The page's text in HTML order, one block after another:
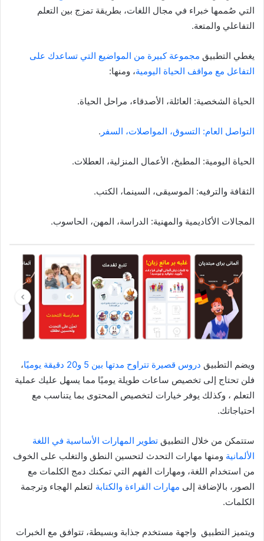
التي صُممها خبراء في مجال اللغات، بطريقة تمزج بين التعلم
التفاعلي والمتعة.
يغطي التطبيق مجموعة كبيرة من المواضيع التي تساعدك على
التفاعل مع مواقف الحياة اليومية، ومنها:
الحياة الشخصية: العائلة، الأصدقاء، مراحل الحياة.
التواصل العام: التسوق، المواصلات، السفر .
الحياة اليومية: المطبخ، الأعمال المنزلية، العطلات.
الثقافة والترفيه: الموسيقى، السينما، الكتب.
المجالات الأكاديمية والمهنية: الدراسة، المهن، الحاسوب.
ويضم التطبيق دروس قصيرة تتراوح مدتها بين 5 و20 دقيقة يوميًا
،
فلن تحتاج إلى تخصيص ساعات طويلة يوميًا مما يسهل عليك عملية
التعلم ، وكذلك يوفر خيارات لتخصيص المحتوى بما يتناسب مع
احتياجاتك.
ستتمكن من خلال التطبيق تطوير المهارات الأساسية في اللغة
الألمانية ومنها مهارات التحدث لتحسين النطق والتغلب على الخوف
من استخدام اللغة، ومهارات الفهم التي تمكنك دمج الكلمات مع
الصور، بالإضافة إلى مهارات القراءة والكتابة لتعلم الهجاء وترجمة
الكلمات.
ويتميز التطبيق واجهة مستخدم جذابة وبسيطة، تتوافق مع الخبرات